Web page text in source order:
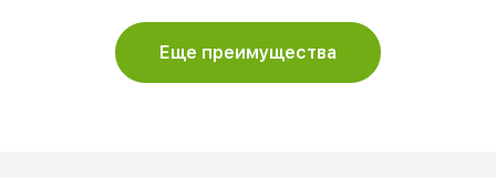
Еще преимущества